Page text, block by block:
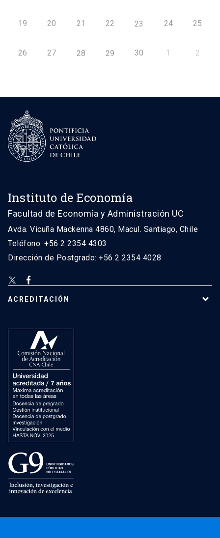
19 20 21 22 23 24 25
26 27 28 29 30 1 2
Instituto de Economía
Facultad de Economía y Administración UC
Avda. Vicuña Mackenna 4860, Macul. Santiago, Chile
Teléfono: +56 2 2354 4303
Dirección de Postgrado: +56 2 2354 4028
ACREDITACIÓN